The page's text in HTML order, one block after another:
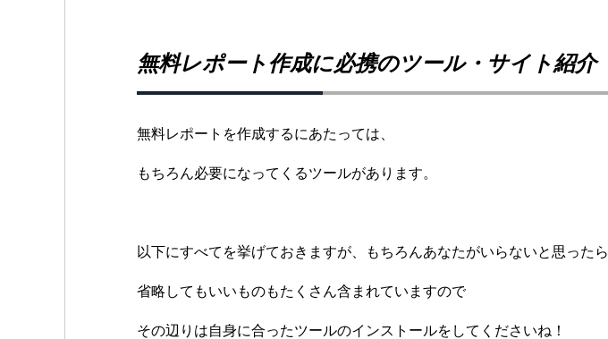
無料レポート作成に必携のツール・サイト紹介
無料レポートを作成するにあたっては、
もちろん必要になってくるツールがあります。
以下にすべてを挙げておきますが、もちろんあなたがいらないと思ったら
省略してもいいものもたくさん含まれていますので
その辺りは自身に合ったツールのインストールをしてくださいね！